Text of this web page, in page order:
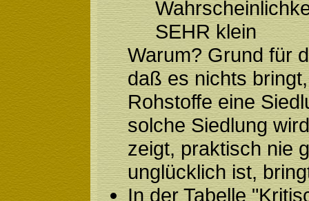
SEHR klein
Warum? Grund für
daß es nichts
Rohstoffe eine
solche Siedlung
zeigt, praktisch nie
unglücklich ist,
In der Tabelle